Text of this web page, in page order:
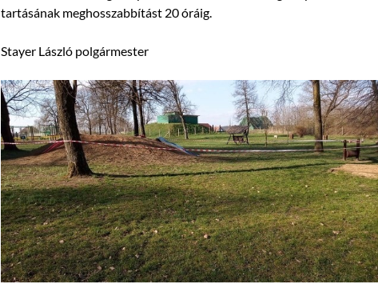
tartásának meghosszabbítást 20 óráig.
Stayer László polgármester